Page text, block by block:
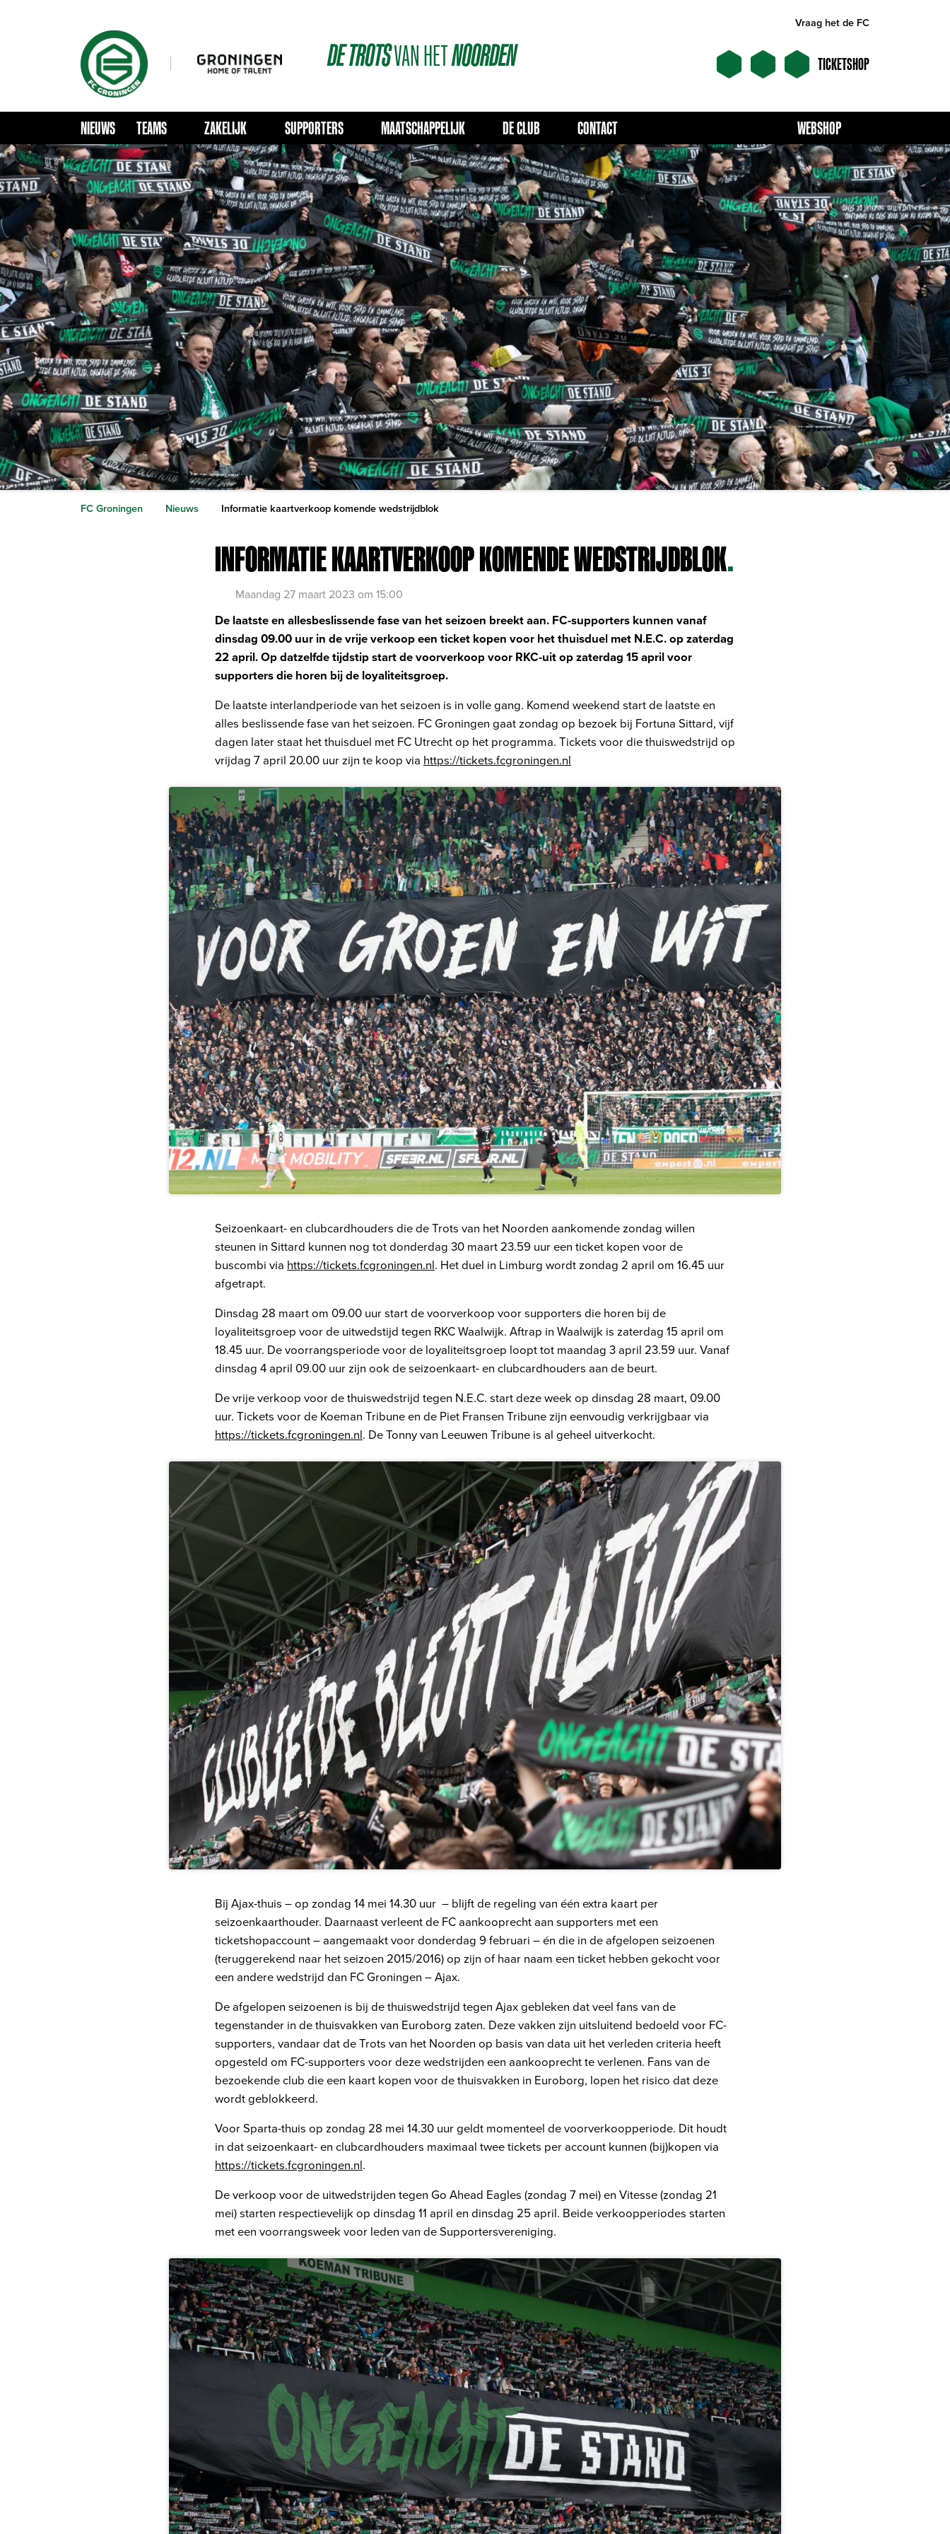
Vraag het de FC
DETROTSVANHETNOORDEN TICKETSHOP
NIEUWS TEAMS ZAKELIJK SUPPORTERS MAATSCHAPPELIJK DE CLUB CONTACT WEBSHOP
FC Groningen Nieuws Informatie kaartverkoop komende wedstrijdblok
INFORMATIE KAARTVERKOOP KOMENDE WEDSTRIJDBLOK.
Maandag 27 maart 2023 om 15:00
De laatste en allesbeslissende fase van het seizoen breekt aan. FC-supporters kunnen vanaf
dinsdag 09.00 uur in de vrije verkoop een ticket kopen voor het thuisduel met N.E.C. op zaterdag
22 april. Op datzelfde tijdstip start de voorverkoop voor RKC-uit op zaterdag 15 april voor
supporters die horen bij de loyaliteitsgroep.
De laatste interlandperiode van het seizoen is in volle gang. Komend weekend start de laatste en
alles beslissende fase van het seizoen. FC Groningen gaat zondag op bezoek bij Fortuna Sittard, vijf
dagen later staat het thuisduel met FC Utrecht op het programma. Tickets voor die thuiswedstrijd op
vrijdag 7 april 20.00 uur zijn te koop via https://tickets.fcgroningen.nl
Seizoenkaart- en clubcardhouders die de Trots van het Noorden aankomende zondag willen
steunen in Sittard kunnen nog tot donderdag 30 maart 23.59 uur een ticket kopen voor de
buscombi via https://tickets.fcgroningen.nl. Het duel in Limburg wordt zondag 2 april om 16.45 uur
afgetrapt.
Dinsdag 28 maart om 09.00 uur start de voorverkoop voor supporters die horen bij de
loyaliteitsgroep voor de uitwedstijd tegen RKC Waalwijk. Aftrap in Waalwijk is zaterdag 15 april om
18.45 uur. De voorrangsperiode voor de loyaliteitsgroep loopt tot maandag 3 april 23.59 uur. Vanaf
dinsdag 4 april 09.00 uur zijn ook de seizoenkaart- en clubcardhouders aan de beurt.
De vrije verkoop voor de thuiswedstrijd tegen N.E.C. start deze week op dinsdag 28 maart, 09.00
uur. Tickets voor de Koeman Tribune en de Piet Fransen Tribune zijn eenvoudig verkrijgbaar via
https://tickets.fcgroningen.nl. De Tonny van Leeuwen Tribune is al geheel uitverkocht.
Bij Ajax-thuis – op zondag 14 mei 14.30 uur – blijft de regeling van één extra kaart per
seizoenkaarthouder. Daarnaast verleent de FC aankooprecht aan supporters met een
ticketshopaccount – aangemaakt voor donderdag 9 februari – én die in de afgelopen seizoenen
(teruggerekend naar het seizoen 2015/2016) op zijn of haar naam een ticket hebben gekocht voor
een andere wedstrijd dan FC Groningen – Ajax.
De afgelopen seizoenen is bij de thuiswedstrijd tegen Ajax gebleken dat veel fans van de
tegenstander in de thuisvakken van Euroborg zaten. Deze vakken zijn uitsluitend bedoeld voor FC-
supporters, vandaar dat de Trots van het Noorden op basis van data uit het verleden criteria heeft
opgesteld om FC-supporters voor deze wedstrijden een aankooprecht te verlenen. Fans van de
bezoekende club die een kaart kopen voor de thuisvakken in Euroborg, lopen het risico dat deze
wordt geblokkeerd.
Voor Sparta-thuis op zondag 28 mei 14.30 uur geldt momenteel de voorverkoopperiode. Dit houdt
in dat seizoenkaart- en clubcardhouders maximaal twee tickets per account kunnen (bij)kopen via
https://tickets.fcgroningen.nl.
De verkoop voor de uitwedstrijden tegen Go Ahead Eagles (zondag 7 mei) en Vitesse (zondag 21
mei) starten respectievelijk op dinsdag 11 april en dinsdag 25 april. Beide verkoopperiodes starten
met een voorrangsweek voor leden van de Supportersvereniging.